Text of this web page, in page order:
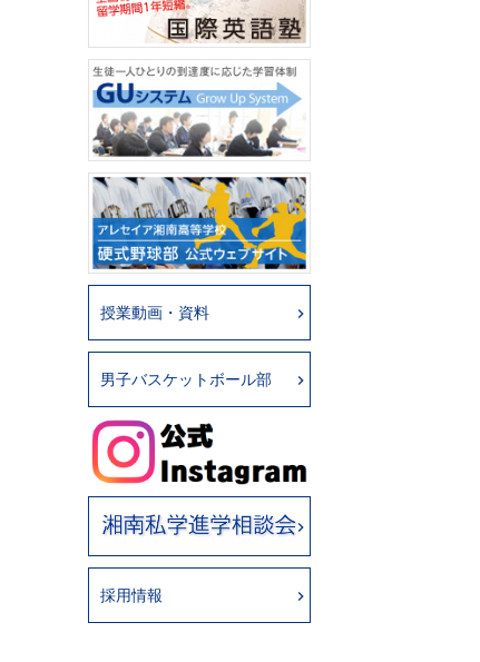
授業動画・資料
男子バスケットボール部
採用情報